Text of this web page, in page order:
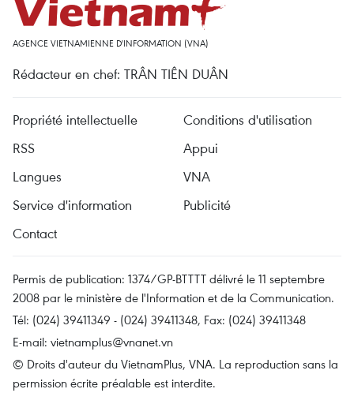
AGENCE VIETNAMIENNE D'INFORMATION (VNA)
Rédacteur en chef: TRÂN TIÊN DUÂN
Propriété intellectuelle
Conditions d'utilisation
RSS
Appui
Langues
VNA
Service d'information
Publicité
Contact
Permis de publication: 1374/GP-BTTTT délivré le 11 septembre
2008 par le ministère de l'Information et de la Communication.
Tél: (024) 39411349 - (024) 39411348, Fax: (024) 39411348
E-mail: vietnamplus@vnanet.vn
© Droits d'auteur du VietnamPlus, VNA. La reproduction sans la
permission écrite préalable est interdite.